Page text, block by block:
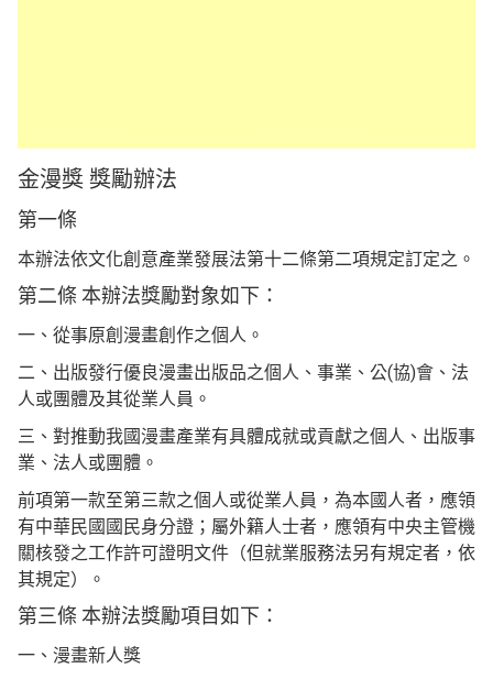
金漫獎 獎勵辦法
第一條
本辦法依文化創意產業發展法第十二條第二項規定訂定之。
第二條 本辦法獎勵對象如下：
一、從事原創漫畫創作之個人。
二、出版發行優良漫畫出版品之個人、事業、公(協)會、法
人或團體及其從業人員。
三、對推動我國漫畫產業有具體成就或貢獻之個人、出版事
業、法人或團體。
前項第一款至第三款之個人或從業人員，為本國人者，應領
有中華民國國民身分證；屬外籍人士者，應領有中央主管機
關核發之工作許可證明文件（但就業服務法另有規定者，依
其規定）。
第三條 本辦法獎勵項目如下：
一、漫畫新人獎